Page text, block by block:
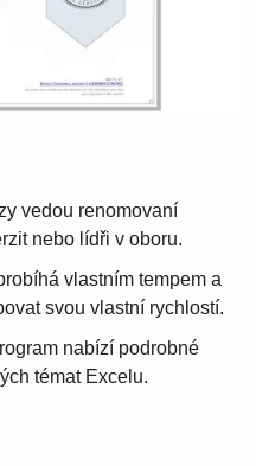
vedou renomovaní
nebo lídři v oboru.
vlastním tempem a
svou vlastní rychlostí.
nabízí podrobné
témat Excelu.